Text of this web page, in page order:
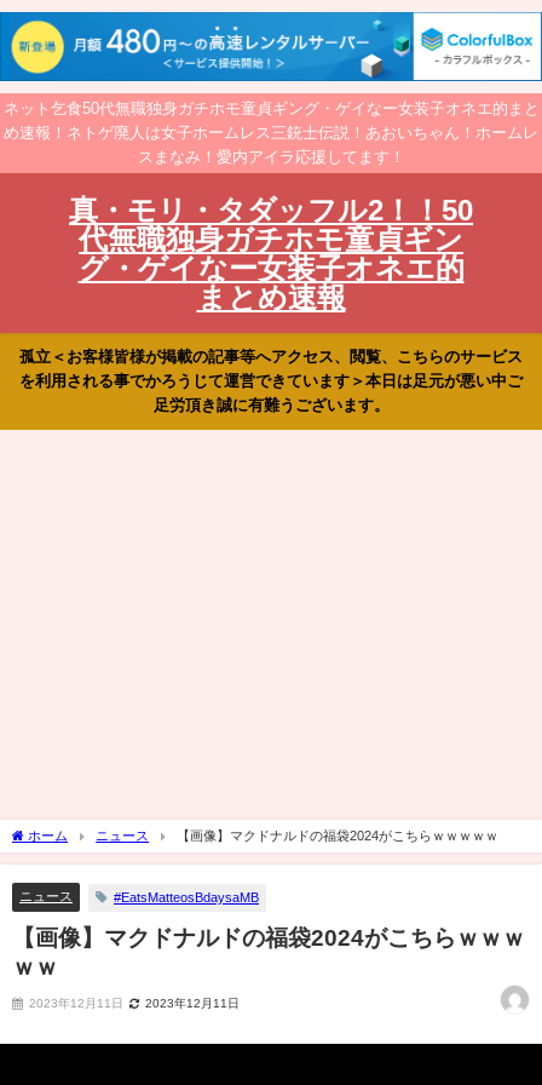
ネット乞食50代無職独身ガチホモ童貞ギング・ゲイなー女装子オネエ的まと
め速報！ネトゲ廃人は女子ホームレス三銃士伝説！あおいちゃん！ホームレ
スまなみ！愛内アイラ応援してます！
真・モリ・タダッフル2！！50
代無職独身ガチホモ童貞ギン
グ・ゲイなー女装子オネエ的
まとめ速報
孤立＜お客様皆様が掲載の記事等へアクセス、閲覧、こちらのサービス
を利用される事でかろうじて運営できています＞本日は足元が悪い中ご
足労頂き誠に有難うございます。
ホーム ニュース 【画像】マクドナルドの福袋2024がこちらｗｗｗｗｗ
ニュース #EatsMatteosBdaysaMB
【画像】マクドナルドの福袋2024がこちらｗｗｗ
ｗｗ
2023年12月11日 2023年12月11日